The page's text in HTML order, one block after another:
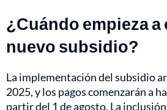
¿Cuándo empieza a
nuevo subsidio?
La implementación del subsidio
2025, y los pagos comenzarán a
partir del 1 de agosto. La